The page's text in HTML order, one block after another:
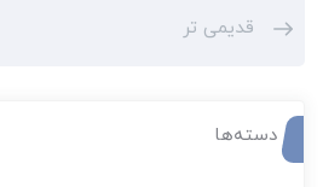
قدیمی تر
دسته‌ها